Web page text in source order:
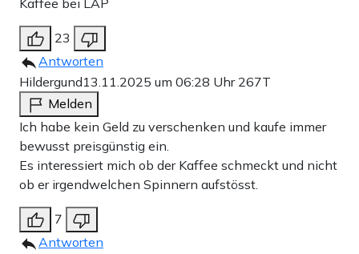
Kaffee bei LAP
23
Antworten
Hildergund13.11.2025 um 06:28 Uhr 267T
Melden
Ich habe kein Geld zu verschenken und kaufe immer
bewusst preisgünstig ein.
Es interessiert mich ob der Kaffee schmeckt und nicht
ob er irgendwelchen Spinnern aufstösst.
7
Antworten